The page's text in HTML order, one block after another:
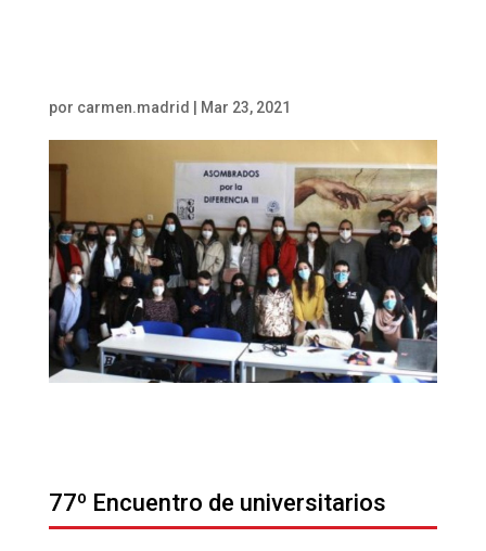
por carmen.madrid Mar 23, 2021
77º Encuentro de universitarios